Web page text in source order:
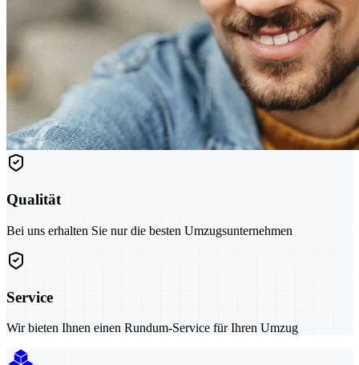
Qualität
Bei uns erhalten Sie nur die besten Umzugsunternehmen
Service
Wir bieten Ihnen einen Rundum-Service für Ihren Umzug